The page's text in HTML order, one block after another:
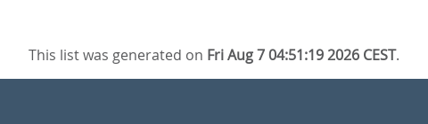
This list was generated on Fri Aug 7 04:51:19 2026 CEST.